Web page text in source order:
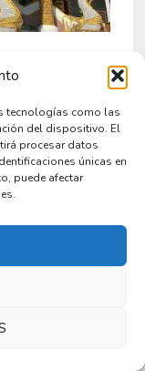
tecnologías como las
del dispositivo. El
procesar datos
únicas en
puede afectar
de un día a
»